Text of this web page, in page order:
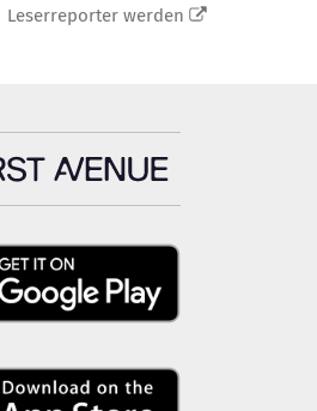
Leserreporter werden